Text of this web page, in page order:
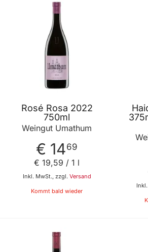
Rosé Rosa 2022
750ml
Weingut Umathum
€ 1469
Inkl. MwSt., zzgl. Versand
€ 19,59 / 1 l
Kommt bald wieder